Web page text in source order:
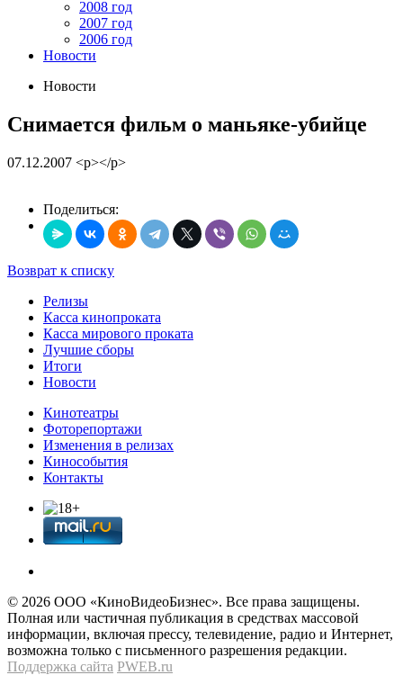
2008 год
2007 год
2006 год
Новости
Новости
Снимается фильм о маньяке-убийце
07.12.2007 <p></p>
Поделиться:
Возврат к списку
Релизы
Касса кинопроката
Касса мирового проката
Лучшие сборы
Итоги
Новости
Кинотеатры
Фоторепортажи
Изменения в релизах
Кинособытия
Контакты
© 2026 OOО «КиноВидеоБизнес». Все права защищены.
Полная или частичная публикация в средствах массовой
информации, включая прессу, телевидение, радио и Интернет,
возможна только с письменного разрешения редакции.
Поддержка сайта PWEB.ru